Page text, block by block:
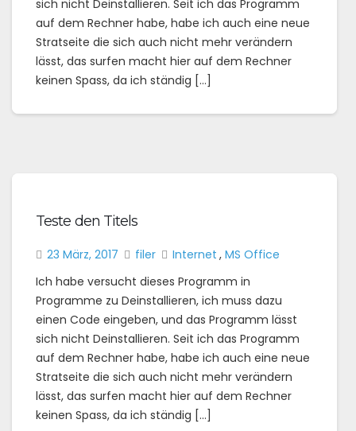
sich nicht Deinstallieren. Seit ich das Programm
auf dem Rechner habe, habe ich auch eine neue
Stratseite die sich auch nicht mehr verändern
lässt, das surfen macht hier auf dem Rechner
keinen Spass, da ich ständig […]
Teste den Titels
23 März, 2017 filer Internet , MS Office
Ich habe versucht dieses Programm in
Programme zu Deinstallieren, ich muss dazu
einen Code eingeben, und das Programm lässt
sich nicht Deinstallieren. Seit ich das Programm
auf dem Rechner habe, habe ich auch eine neue
Stratseite die sich auch nicht mehr verändern
lässt, das surfen macht hier auf dem Rechner
keinen Spass, da ich ständig […]